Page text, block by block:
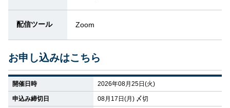
配信ツール Zoom
お申し込みはこちら
開催日時 2026年08月25日(火)
申込み締切日 08月17日(月) 〆切